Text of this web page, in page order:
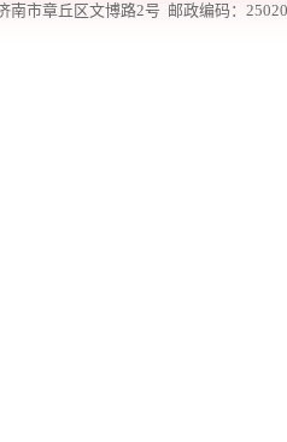
南市章丘区文博路2号 邮政编码：